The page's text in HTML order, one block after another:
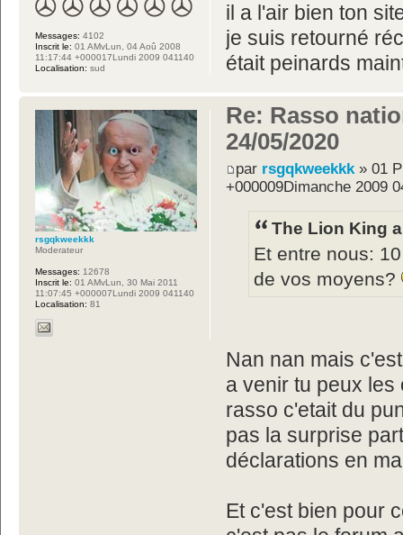
il a l'air bien ton
je suis retourné
était peinards
Messages: 4102
Inscrit le: 01 AMvLun, 04 Aoû 2008
11:17:44 +000017Lundi 2009 041140
Localisation: sud
Re: Rasso
24/05/2020
par rsgqkweekkk » 01
+000009Dimanche 2009
The Lion King
Et entre nous:
de vos moyens?
Nan nan mais
a venir tu peux les
rasso c'etait du
pas la surprise
déclarations en
Et c'est bien pour
rsgqkweekkk
Moderateur
Messages: 12678
Inscrit le: 01 AMvLun, 30 Mai 2011
11:07:45 +000007Lundi 2009 041140
Localisation: 81